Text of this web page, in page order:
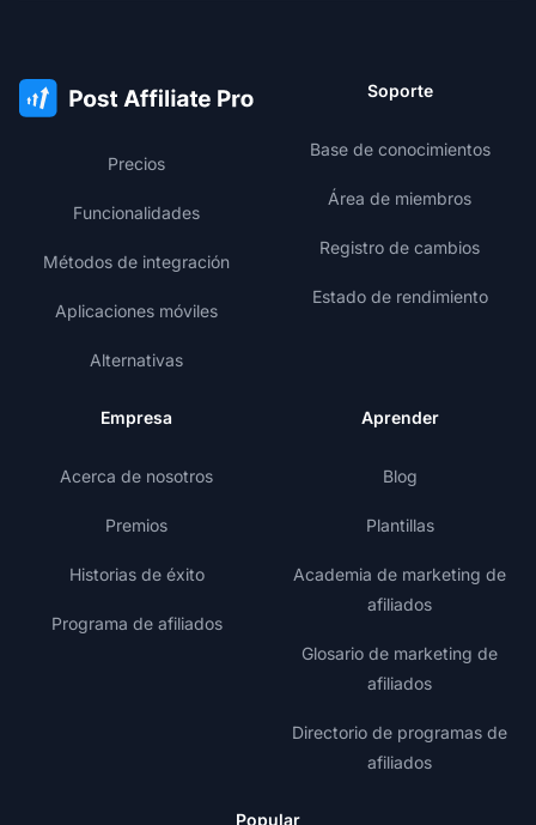
Precios
Funcionalidades
Métodos de integración
Aplicaciones móviles
Alternativas
Soporte
Base de conocimientos
Área de miembros
Registro de cambios
Estado de rendimiento
Empresa
Acerca de nosotros
Premios
Historias de éxito
Programa de afiliados
Aprender
Blog
Plantillas
Academia de marketing de
afiliados
Glosario de marketing de
afiliados
Directorio de programas de
afiliados
Popular